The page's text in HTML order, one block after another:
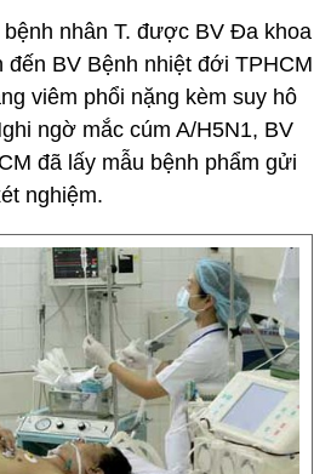
nhân T. được BV Đa khoa
BV Bệnh nhiệt đới TPHCM
viêm phổi nặng kèm suy hô
ngờ mắc cúm A/H5N1, BV
đã lấy mẫu bệnh phẩm gửi
nghiệm.